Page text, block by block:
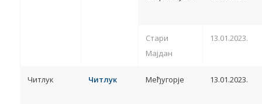
Стари
Мајдан
13.01.2023.
Читлук Читлук Међугорје 13.01.2023.